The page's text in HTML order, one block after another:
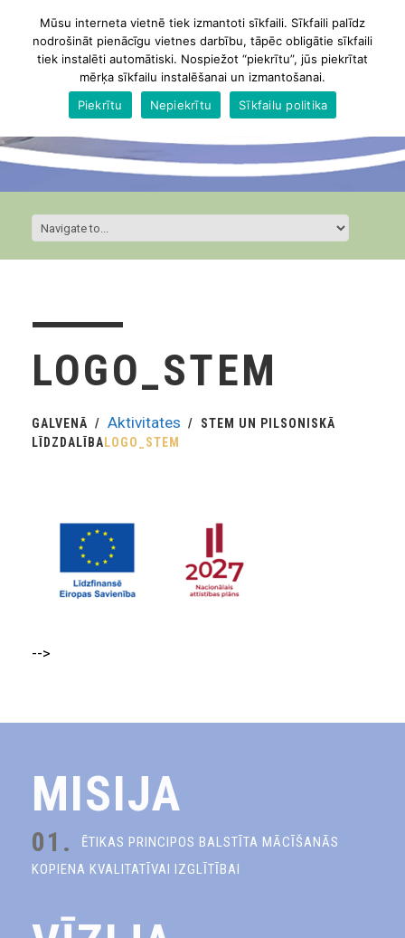
LOGO_STEM
GALVENĀ Aktivitates
STEM UN PILSONISKĀ
LĪDZDALĪBA LOGO_STEM
-->
MISIJA
01.
ĒTIKAS PRINCIPOS BALSTĪTA MĀCĪŠANĀS
KOPIENA KVALITATĪVAI IZGLĪTĪBAI
Mūsu interneta vietnē tiek izmantoti sīkfaili. Sīkfaili palīdz
nodrošināt pienācīgu vietnes darbību, tāpēc obligātie sīkfaili
tiek instalēti automātiski. Nospiežot “piekrītu”, jūs piekrītat
mērķa sīkfailu instalēšanai un izmantošanai.
Piekrītu
Nepiekrītu Sīkfailu politika